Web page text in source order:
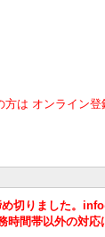
は オンライン登
切りました。
時間帯以外の対応